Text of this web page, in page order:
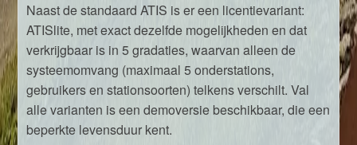
Naast de standaard ATIS is er een licentievariant:
ATISlite, met exact dezelfde mogelijkheden en dat
verkrijgbaar is in 5 gradaties, waarvan alleen de
systeemomvang (maximaal 5 onderstations,
gebruikers en stationsoorten) telkens verschilt. Val
alle varianten is een demoversie beschikbaar, die een
beperkte levensduur kent.